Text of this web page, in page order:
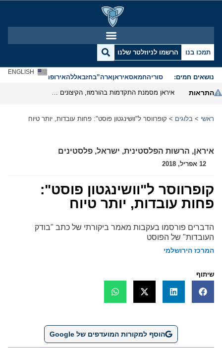
תמכו בנו הרשמו לניוזלטר שלנו
נושאים חמים: סוריהחמאסאיראןארה”בחזבאללהאירופהאנטישמיות
ENGLISH
התראות
ראשי > בלוגים > קופרווסר ל"וושינגטון פוסט": פחות עובדות, יותר טיוח
איראן, הרשות הפלסטינית, ישראל, פלסטינים
12 אפריל, 2018
קופרווסר ל"וושינגטון פוסט":
פחות עובדות, יותר טיוח
הדברים פורסמו בעקבות מאמר ביקורתי של כתב "בודק
העובדות" של הפוסט
המרכז הירושלמי
שיתוף
הוסף למקורות המועדפים של Google